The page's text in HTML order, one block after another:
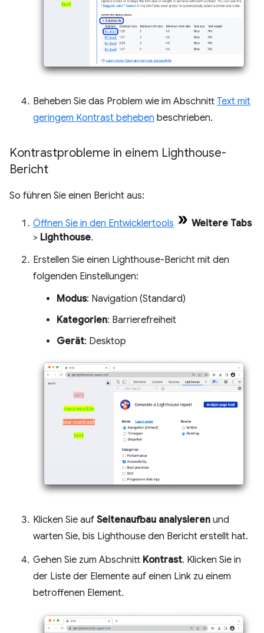
Beheben Sie das Problem wie im Abschnitt Text mit
geringem Kontrast beheben beschrieben.
Kontrastprobleme in einem Lighthouse-
Bericht
So führen Sie einen Bericht aus:
Öffnen Sie in den Entwicklertools
Weitere Tabs
> Lighthouse.
Erstellen Sie einen Lighthouse-Bericht mit den
folgenden Einstellungen:
Modus: Navigation (Standard)
Kategorien: Barrierefreiheit
Gerät: Desktop
Klicken Sie auf Seitenaufbau analysieren und
warten Sie, bis Lighthouse den Bericht erstellt hat.
Gehen Sie zum Abschnitt Kontrast. Klicken Sie in
der Liste der Elemente auf einen Link zu einem
betroffenen Element.